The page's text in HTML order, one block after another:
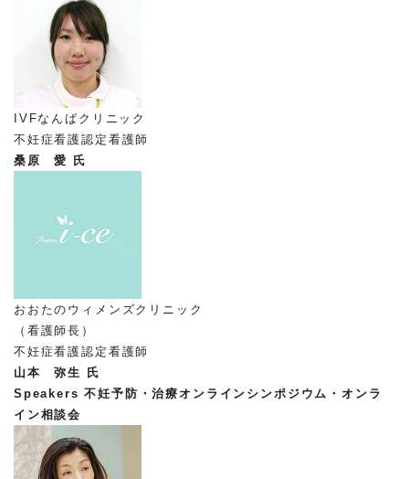
IVFなんばクリニック
不妊症看護認定看護師
桑原 愛 氏
おおたのウィメンズクリニック
（看護師長）
不妊症看護認定看護師
山本 弥生 氏
Speakers 不妊予防・治療オンラインシンポジウム・オンラ
イン相談会